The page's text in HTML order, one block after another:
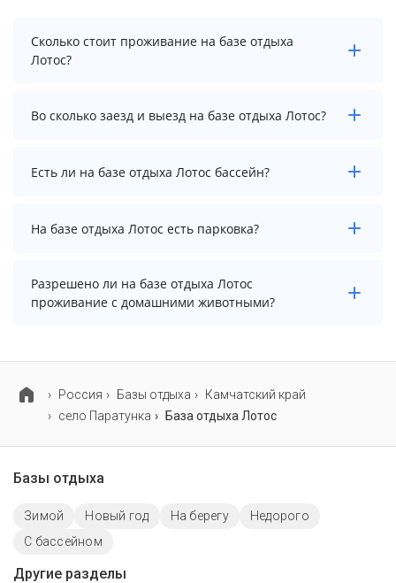
Сколько стоит проживание на базе отдыха
Лотос?
Стоимость проживания на базе отдыха Лотос
начинается от 9430 рублей. Чтобы увидеть
даты и количество гостей.
Во сколько заезд и выезд на базе отдыха Лотос?
Заезд возможен после 14:00, а выезд необходимо
осуществить до 12:00.
Есть ли на базе отдыха Лотос бассейн?
Да. Всего на территории базы отдыха Лотос
бассейнов: 3. А именно: открытый бассейн, детский
бассейн. Более точную информацию Вы можете
уточнить по телефону у менеджера.
На базе отдыха Лотос есть парковка?
На базе отдыха Лотос нет парковки.
Разрешено ли на базе отдыха Лотос
проживание с домашними животными?
Россия Базы отдыха
Камчатский край
село Паратунка
База отдыха Лотос
Базы отдыха
Зимой Новый год На берегу
Недорого
C бассейном
Другие разделы